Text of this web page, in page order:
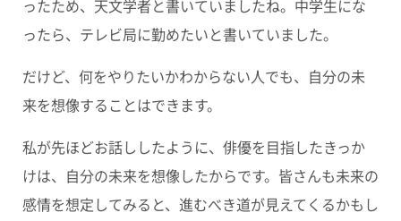
ったため、天文学者と書いていましたね。中学生にな
ったら、テレビ局に勤めたいと書いていました。
だけど、何をやりたいかわからない人でも、自分の未
来を想像することはできます。
私が先ほどお話ししたように、俳優を目指したきっか
けは、自分の未来を想像したからです。皆さんも未来の
感情を想定してみると、進むべき道が見えてくるかもし